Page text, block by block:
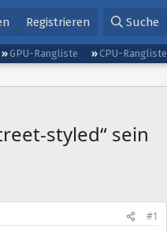
Registrieren Suche
GPU-Rangliste
CPU-Rangliste
styled“ sein
#1